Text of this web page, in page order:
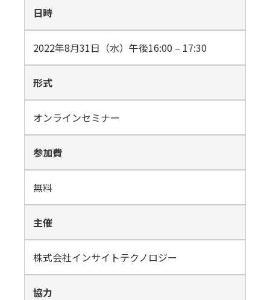
データベースバージョ
データベース監査
データマスキング
データ統合
Denodo Platform
Dbvisit StandbyMP
Insight Consulting
日時
2022年8月31日（水）午後16:00 – 17:30
形式
オンラインセミナー
参加費
無料
主催
株式会社インサイトテクノロジー
協力